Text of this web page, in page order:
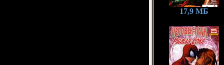
17,9 МБ